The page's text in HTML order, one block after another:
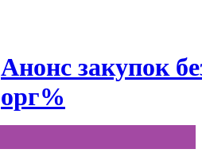
Анонс закупок
орг%